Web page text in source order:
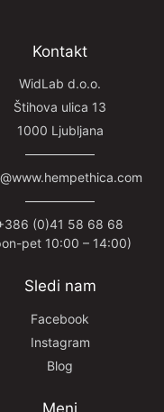
Kontakt
WidLab d.o.o.
Štihova ulica 13
1000 Ljubljana
—————–
—————–
(0)41 58 68 68
pet 10:00 – 14:00)
Sledi nam
Facebook
Instagram
Blog
Meni